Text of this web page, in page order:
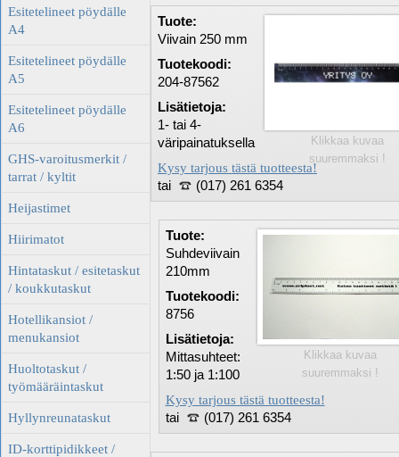
Esitetelineet pöydälle
A4
Esitetelineet pöydälle
A5
Esitetelineet pöydälle
A6
GHS-varoitusmerkit /
tarrat / kyltit
Heijastimet
Hiirimatot
Hintataskut / esitetaskut
/ koukkutaskut
Hotellikansiot /
menukansiot
Huoltotaskut /
työmääräintaskut
Hyllynreunataskut
ID-korttipidikkeet /
Tuote:
Viivain 250 mm
Klikkaa kuvaa
suuremmaksi !
Tuotekoodi:
204-87562
Lisätietoja:
1- tai 4-
väripainatuksella
Kysy tarjous tästä tuotteesta!
tai (017) 261 6354
Tuote:
Suhdeviivain
210mm
Klikkaa kuvaa
suuremmaksi !
Tuotekoodi:
8756
Lisätietoja:
Mittasuhteet:
1:50 ja 1:100
Kysy tarjous tästä tuotteesta!
tai (017) 261 6354